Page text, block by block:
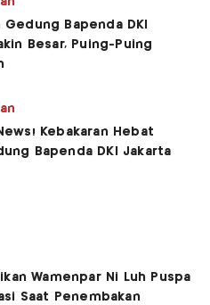
Gedung Bapenda DKI
Besar, Puing-Puing
Kebakaran Hebat
Bapenda DKI Jakarta
Wamenpar Ni Luh Puspa
Saat Penembakan